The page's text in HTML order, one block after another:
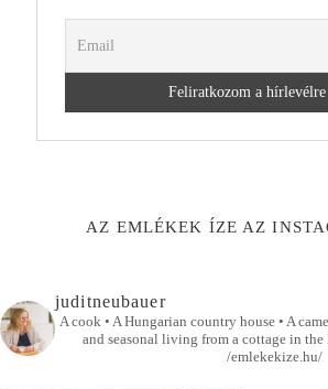
AZ EMLÉKEK ÍZE AZ
juditneubauer
A cook • A Hungarian country house • A
and seasonal living from a cottage in the
/emlekekize.hu/